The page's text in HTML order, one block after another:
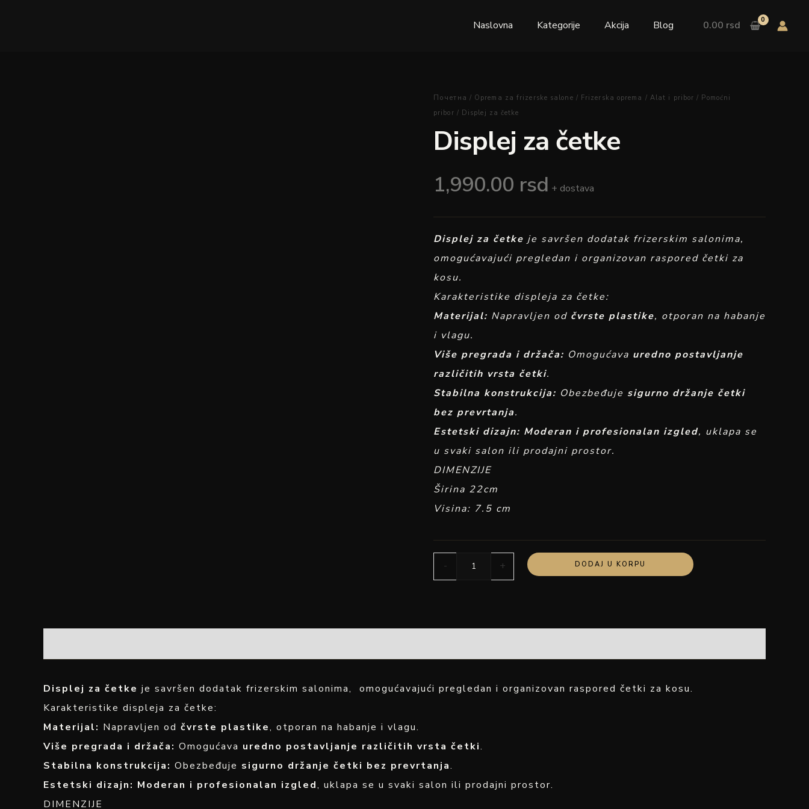
Naslovna Kategorije Akcija Blog 0.00 rsd
Почетна / Oprema za frizerske salone / Frizerska oprema / Alat i pribor / Pomoćni
pribor / Displej za četke
Displej za četke
1,990.00 rsd + dostava
Displej za četke je savršen dodatak frizerskim salonima,
omogućavajući pregledan i organizovan raspored četki za
kosu.
Karakteristike displeja za četke:
Materijal: Napravljen od čvrste plastike, otporan na habanje
i vlagu.
Više pregrada i držača: Omogućava uredno postavljanje
različitih vrsta četki.
Stabilna konstrukcija: Obezbeđuje sigurno držanje četki
bez prevrtanja.
Estetski dizajn: Moderan i profesionalan izgled, uklapa se
u svaki salon ili prodajni prostor.
DIMENZIJE
Širina 22cm
Visina: 7.5 cm
-
Displej
za
količina
+ DODAJ U KORPU
Displej za četke je savršen dodatak frizerskim salonima, omogućavajući pregledan i organizovan raspored četki za kosu.
Karakteristike displeja za četke:
Materijal: Napravljen od čvrste plastike, otporan na habanje i vlagu.
Više pregrada i držača: Omogućava uredno postavljanje različitih vrsta četki.
Stabilna konstrukcija: Obezbeđuje sigurno držanje četki bez prevrtanja.
Estetski dizajn: Moderan i profesionalan izgled, uklapa se u svaki salon ili prodajni prostor.
DIMENZIJE